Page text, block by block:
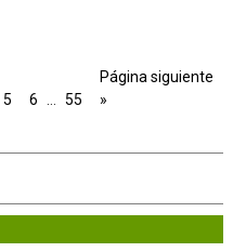
5 6 55
Página siguiente
»